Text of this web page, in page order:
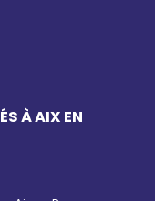
À AIX EN